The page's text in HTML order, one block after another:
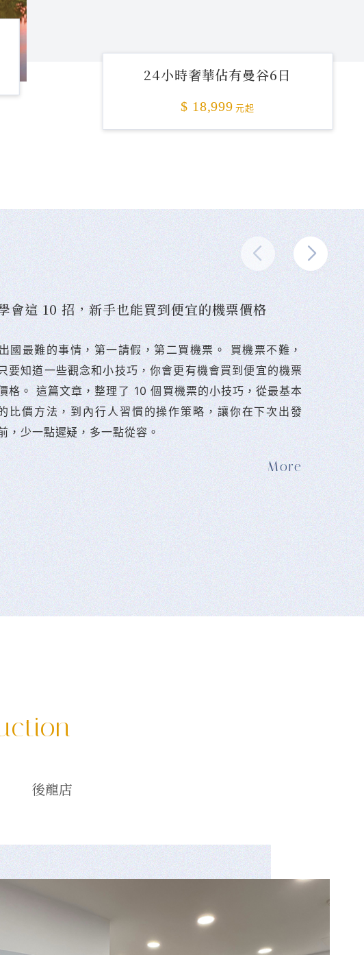
24小時奢華佔有曼谷6日
$ 18,999 元起
會這 10 招，新手也能買到便宜的機票價格
國最難的事情，第一請假，第二買機票。 󠀠買機票不難，
要知道一些觀念和小技巧，你會更有機會買到便宜的機票
格。 這篇文章，整理了 10 個買機票的小技巧，從最基本
的比價方法，到內行人習慣的操作策略，讓你在下次出發
前，少一點遲疑，多一點從容。